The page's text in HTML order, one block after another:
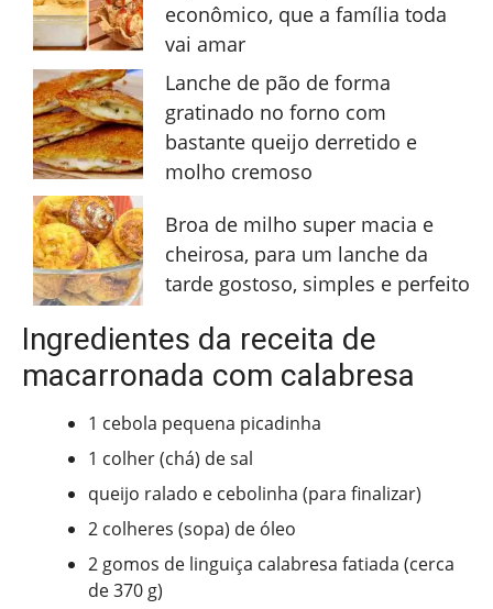
econômico, que a família toda
vai amar
Lanche de pão de forma
gratinado no forno com
bastante queijo derretido e
molho cremoso
Broa de milho super macia e
cheirosa, para um lanche da
tarde gostoso, simples e perfeito
Ingredientes da receita de
macarronada com calabresa
1 cebola pequena picadinha
1 colher (chá) de sal
queijo ralado e cebolinha (para finalizar)
2 colheres (sopa) de óleo
2 gomos de linguiça calabresa fatiada (cerca
de 370 g)